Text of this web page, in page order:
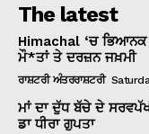
The latest
Himachal ‘ਚ ਭਿਆਨਕ
ਮੌ*ਤਾਂ ਤੇ ਦਰਜ਼ਨ ਜਖ਼ਮੀ
ਰਾਸ਼ਟਰੀ ਅੰਤਰਰਾਸ਼ਟਰੀ
ਮਾਂ ਦਾ ਦੁੱਧ ਬੱਚੇ ਦੇ
ਡਾ ਧੀਰਾ ਗੁਪਤਾ